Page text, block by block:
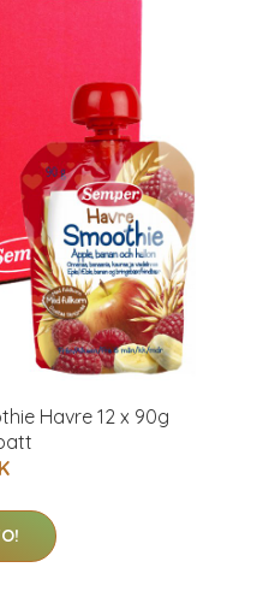
Havre 12 x 90g